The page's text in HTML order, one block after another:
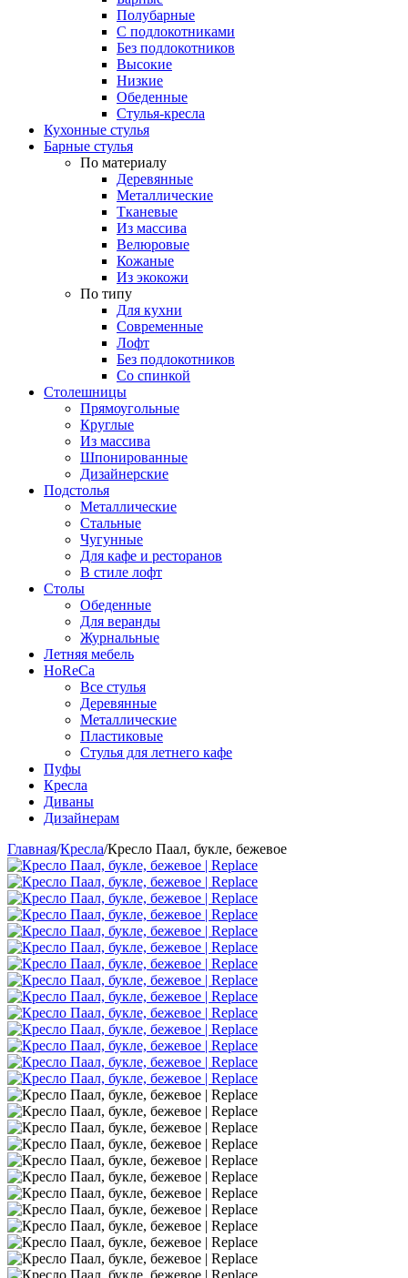
Полубарные
С подлокотниками
Без подлокотников
Высокие
Низкие
Обеденные
Стулья-кресла
Кухонные стулья
Барные стулья
По материалу
Деревянные
Металлические
Тканевые
Из массива
Велюровые
Кожаные
Из экокожи
По типу
Для кухни
Современные
Лофт
Без подлокотников
Со спинкой
Столешницы
Прямоугольные
Круглые
Из массива
Шпонированные
Дизайнерские
Подстолья
Металлические
Стальные
Чугунные
Для кафе и ресторанов
В стиле лофт
Столы
Обеденные
Для веранды
Журнальные
Летняя мебель
HoReCa
Все стулья
Деревянные
Металлические
Пластиковые
Стулья для летнего кафе
Пуфы
Кресла
Диваны
Дизайнерам
Главная/Кресла/Кресло Паал, букле, бежевое